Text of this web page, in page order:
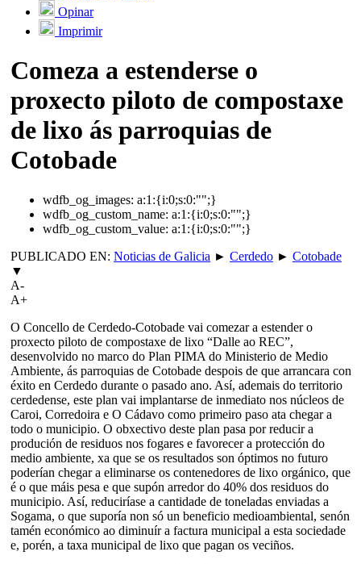
Opinar
Imprimir
Comeza a estenderse o
proxecto piloto de compostaxe
de lixo ás parroquias de
Cotobade
wdfb_og_images: a:1:{i:0;s:0:"";}
wdfb_og_custom_name: a:1:{i:0;s:0:"";}
wdfb_og_custom_value: a:1:{i:0;s:0:"";}
PUBLICADO EN: Noticias de Galicia ► Cerdedo ► Cotobade
▼
A-
A+
O Concello de Cerdedo-Cotobade vai comezar a estender o
proxecto piloto de compostaxe de lixo “Dalle ao REC”,
desenvolvido no marco do Plan PIMA do Ministerio de Medio
Ambiente, ás parroquias de Cotobade despois de que arrancara con
éxito en Cerdedo durante o pasado ano. Así, ademais do territorio
cerdedense, este plan vai implantarse de inmediato nos núcleos de
Caroi, Corredoira e O Cádavo como primeiro paso ata chegar a
todo o municipio. O obxectivo deste plan pasa por reducir a
produción de residuos nos fogares e favorecer a protección do
medio ambiente, xa que se os resultados son óptimos no futuro
poderían chegar a eliminarse os contenedores de lixo orgánico, que
é o que máis pesa e que supón arredor do 40% dos residuos do
municipio. Así, reduciríase a cantidade de toneladas enviadas a
Sogama, o que suporía non só un beneficio medioambiental, senón
tamén económico ao diminuír a factura municipal a esta sociedade
e, porén, a taxa municipal de lixo que pagan os veciños.